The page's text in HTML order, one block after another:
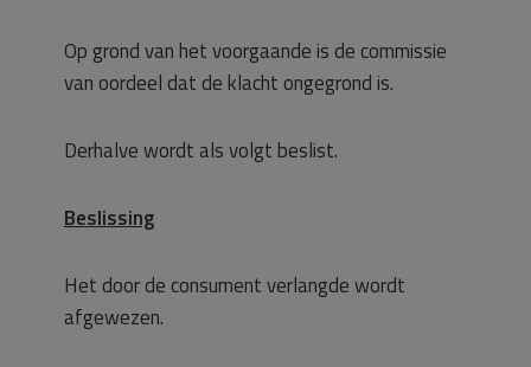
Op grond van het voorgaande is de commissie
van oordeel dat de klacht ongegrond is.
Derhalve wordt als volgt beslist.
Beslissing
Het door de consument verlangde wordt
afgewezen.